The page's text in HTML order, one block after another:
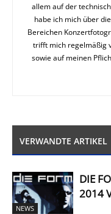
allem auf der
habe ich mich über
Bereichen
trifft mich regelmäßig
sowie auf meinen
VERWANDTE ARTIKEL
NEWS
DIE
2014